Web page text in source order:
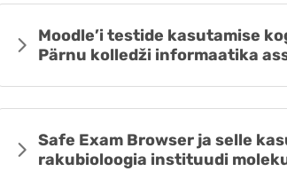
Moodle’i testide kasutamise
Pärnu kolledži informaatika
Safe Exam Browser ja selle
rakubioloogia instituudi